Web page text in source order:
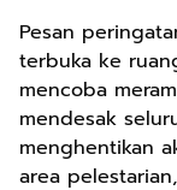
Pesan
terbuka ke
mencoba
mendesak
menghentikan
area